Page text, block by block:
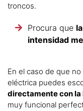
troncos.
Procura que
intensidad
En el caso de que
eléctrica puedes
directamente con la
muy funcional